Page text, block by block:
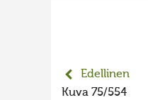
Edellinen
Kuva 75/554